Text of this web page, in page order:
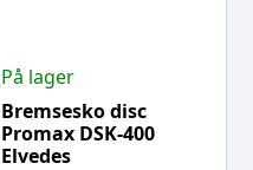
På lager
Bremsesko disc
Promax DSK-400
Elvedes